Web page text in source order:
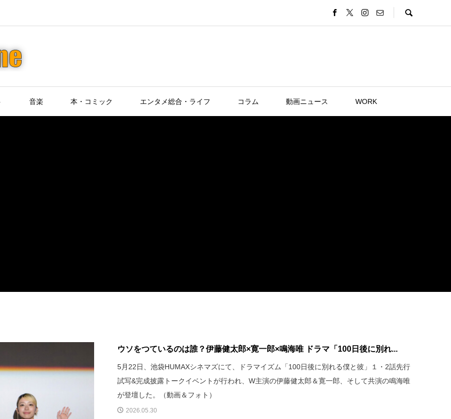
音楽 本・コミック エンタメ総合・ライフ コラム 動画ニュース WORK
ウソをつているのは誰？伊藤健太郎×寛一郎×鳴海唯 ドラマ「100日後に別れ...
5月22日、池袋HUMAXシネマズにて、ドラマイズム「100日後に別れる僕と彼」１・2話先行
試写&完成披露トークイベントが行われ、W主演の伊藤健太郎＆寛一郎、そして共演の鳴海唯
が登壇した。（動画＆フォト）
2026.05.30